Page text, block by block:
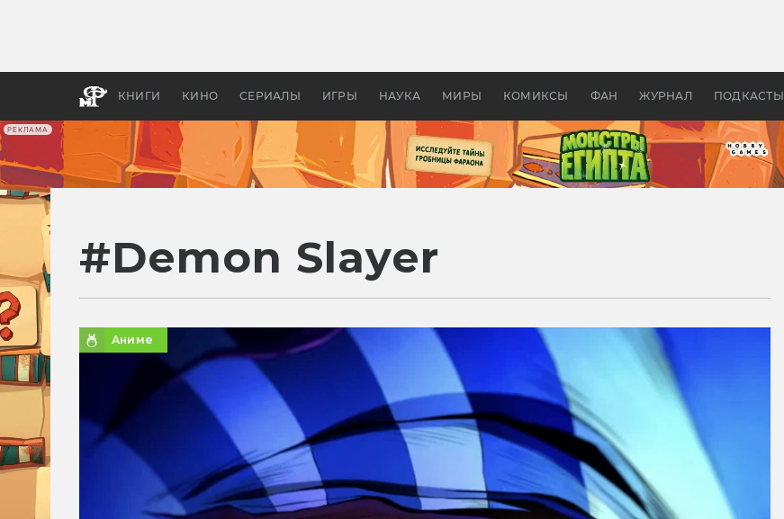
РЕКЛАМА
КНИГИ КИНО СЕРИАЛЫ ИГРЫ НАУКА МИРЫ КОМИКСЫ ФАН ЖУРНАЛ ПОДКАСТЫ
бы «Властелина колец»
Древней Грецией
#Demon Slayer
Аниме